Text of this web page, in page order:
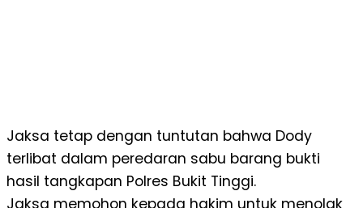
Jaksa tetap dengan tuntutan bahwa Dody
terlibat dalam peredaran sabu barang bukti
hasil tangkapan Polres Bukit Tinggi.
Jaksa memohon kepada hakim untuk menolak